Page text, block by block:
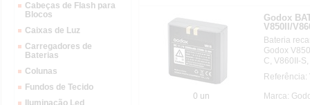
Cabeças de Flash para
Blocos
Caixas de Luz
Carregadores de
Baterias
Colunas
Fundos de Tecido
Iluminação Led
0 un
Godox
V850II/
Bateria
Godox
C, V860II-
Referência:
Marca: